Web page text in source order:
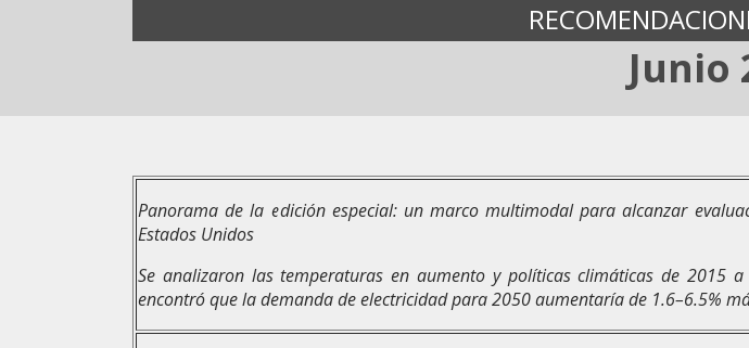
Junio
Panorama de la edición especial: un marco multimodal para alcanzar
Estados Unidos
Se analizaron las temperaturas en aumento y políticas climáticas de 2015
encontró que la demanda de electricidad para 2050 aumentaría de 1.6–6.5%